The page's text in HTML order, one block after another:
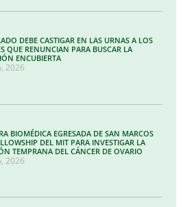
DEBE CASTIGAR EN LAS URNAS A LOS
QUE RENUNCIAN PARA BUSCAR LA
ENCUBIERTA
2026
BIOMÉDICA EGRESADA DE SAN MARCOS
DEL MIT PARA INVESTIGAR LA
TEMPRANA DEL CÁNCER DE OVARIO
2026